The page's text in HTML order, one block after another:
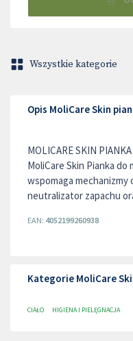
Wszystkie kategorie
Opis MoliCare Skin
MOLICARE SKIN
MoliCare Skin Pianka
wspomaga mechanizmy
neutralizator zapachu
EAN: 4052199260938
Kategorie MoliCare
CIAŁO HIGIENA I PIELĘGNACJA